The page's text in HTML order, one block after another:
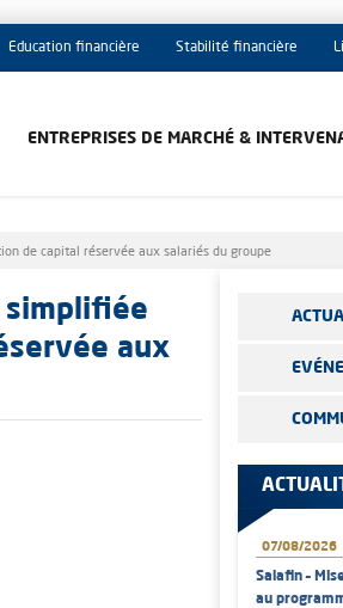
Education financière Stabilité financière
ENTREPRISES DE MARCHÉ &
de capital réservée aux salariés du groupe
simplifiée
aux
07/08/2026
Salafin –
au